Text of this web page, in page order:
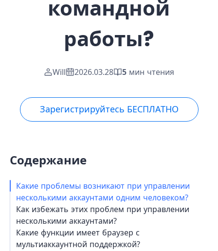
командной
работы?
Will 2026.03.28 5 мин чтения
Зарегистрируйтесь БЕСПЛАТНО
Содержание
Какие проблемы возникают при управлении
несколькими аккаунтами одним человеком?
Как избежать этих проблем при управлении
несколькими аккаунтами?
Какие функции имеет браузер с
мультиаккаунтной поддержкой?